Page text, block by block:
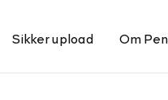
Sikker upload Om